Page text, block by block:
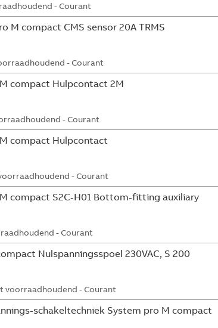
- Courant
compact CMS sensor 20A TRMS
- Courant
compact Hulpcontact 2M
- Courant
compact Hulpcontact
- Courant
compact S2C-H01 Bottom-fitting auxiliary
- Courant
Nulspanningsspoel 230VAC, S 200
voorraadhoudend - Courant
schakeltechniek System pro M compact